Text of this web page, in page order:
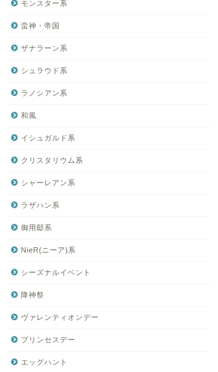
モンスター系
蛮神・帝国
ザナラーン系
シュラウド系
ラノシアン系
和風
イシュガルド系
クリスタリウム系
シャーレアン系
ラザハン系
御用邸系
NieR(ニーア)系
シーズナルイベント
降神祭
ヴァレンティオンデー
プリンセスデー
エッグハント